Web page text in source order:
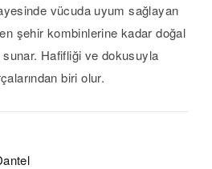
vücuda uyum sağlayan
şehir kombinlerine kadar doğal
sunar. Hafifliği ve dokusuyla
biri olur.